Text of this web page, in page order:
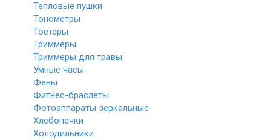
Тепловые пушки
Тонометры
Тостеры
Триммеры
Триммеры для травы
Умные часы
Фены
Фитнес-браслеты
Фотоаппараты зеркальные
Хлебопечки
Холодильники